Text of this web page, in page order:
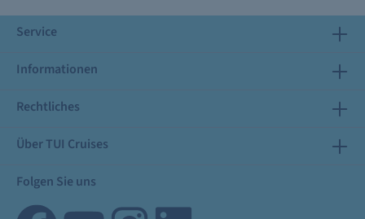
Service
Informationen
Rechtliches
Über TUI Cruises
Folgen Sie uns